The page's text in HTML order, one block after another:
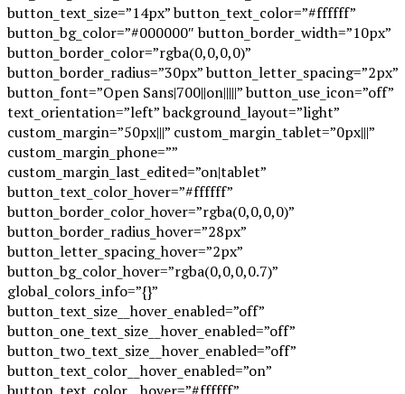
button_text_size=”14px” button_text_color=”#ffffff”
button_bg_color=”#000000″ button_border_width=”10px”
button_border_color=”rgba(0,0,0,0)”
button_border_radius=”30px” button_letter_spacing=”2px”
button_font=”Open Sans|700||on|||||” button_use_icon=”off”
text_orientation=”left” background_layout=”light”
custom_margin=”50px|||” custom_margin_tablet=”0px|||”
custom_margin_phone=””
custom_margin_last_edited=”on|tablet”
button_text_color_hover=”#ffffff”
button_border_color_hover=”rgba(0,0,0,0)”
button_border_radius_hover=”28px”
button_letter_spacing_hover=”2px”
button_bg_color_hover=”rgba(0,0,0,0.7)”
global_colors_info=”{}”
button_text_size__hover_enabled=”off”
button_one_text_size__hover_enabled=”off”
button_two_text_size__hover_enabled=”off”
button_text_color__hover_enabled=”on”